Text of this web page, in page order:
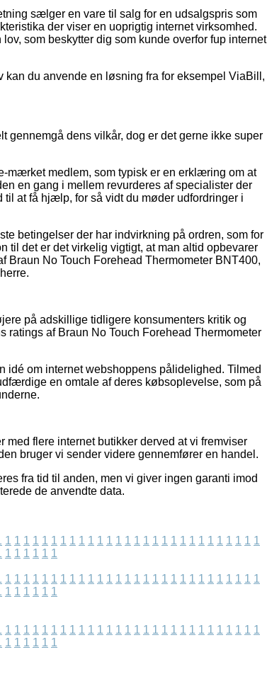
sælger en vare til salg for en udsalgspris som
der viser en uoprigtig internet virksomhed.
som beskytter dig som kunde overfor fup internet
du anvende en løsning fra for eksempel ViaBill,
gennemgå dens vilkår, dog er det gerne ikke super
mærket medlem, som typisk er en erklæring om at
en gang i mellem revurderes af specialister der
at få hjælp, for så vidt du møder udfordringer i
betingelser der har indvirkning på ordren, som for
til det er det virkelig vigtigt, at man altid opbevarer
No Touch Forehead Thermometer BNT400,
på adskillige tidligere konsumenters kritik og
ratings af Braun No Touch Forehead Thermometer
idé om internet webshoppens pålidelighed. Tilmed
en omtale af deres købsoplevelse, som på
flere internet butikker derved at vi fremviser
bruger vi sender videre gennemfører en handel.
fra tid til anden, men vi giver ingen garanti imod
de anvendte data.
1 1 1 1 1 1 1 1 1 1 1 1 1 1 1 1 1 1 1 1 1 1 1 1 1 1 1 1
1 1 1 1 1 1
1 1 1 1 1 1 1 1 1 1 1 1 1 1 1 1 1 1 1 1 1 1 1 1 1 1 1 1
1 1 1 1 1 1
1 1 1 1 1 1 1 1 1 1 1 1 1 1 1 1 1 1 1 1 1 1 1 1 1 1 1 1
1 1 1 1 1 1